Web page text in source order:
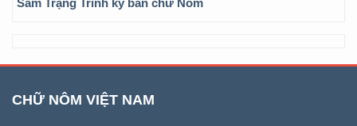
Sấm Trạng Trình ký bản chữ Nôm
CHỮ NÔM VIỆT NAM